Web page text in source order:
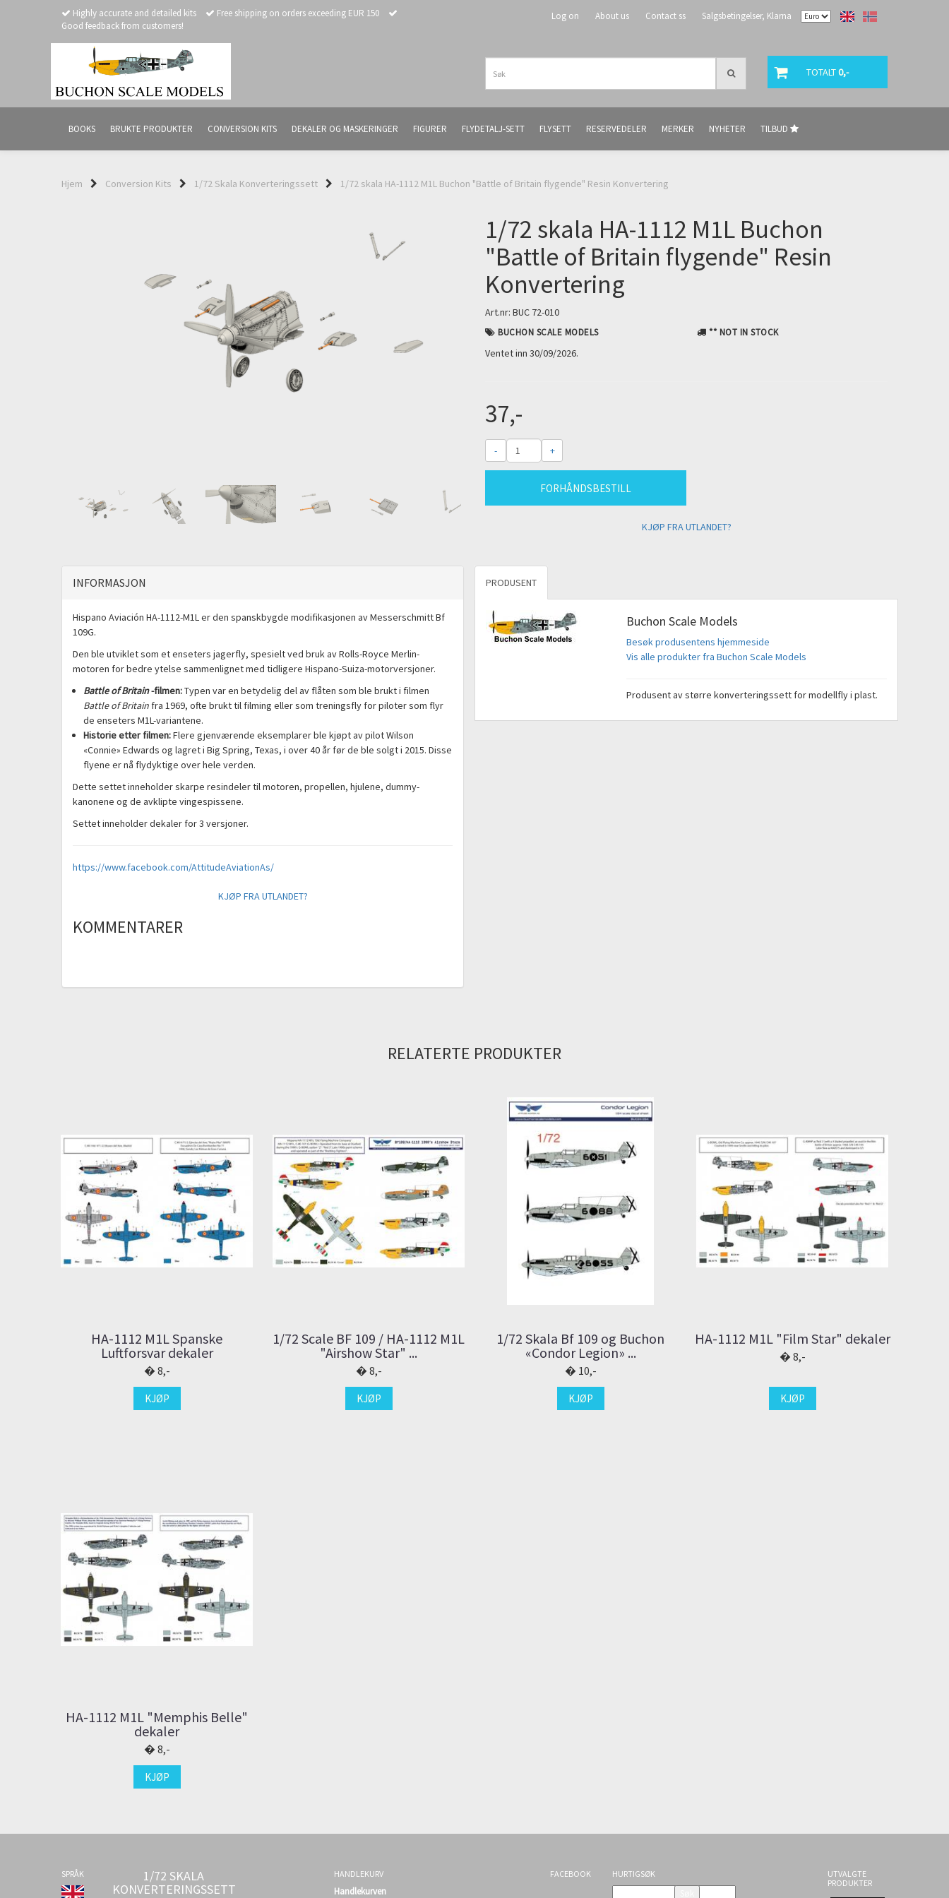
Highly accurate and detailed kits
Free shipping on orders exceeding EUR 150
Good feedback from customers!
Log on About us Contact ss Salgsbetingelser, Klarna
TOTALT0,-
BOOKS BRUKTE PRODUKTER CONVERSION KITS DEKALER OG MASKERINGER FIGURER FLYDETALJ-SETT FLYSETT RESERVEDELER MERKER NYHETER TILBUD
Hjem Conversion Kits 1/72 Skala Konverteringssett 1/72 skala HA-1112 M1L Buchon "Battle of Britain flygende" Resin Konvertering
1/72 skala HA-1112 M1L Buchon
"Battle of Britain flygende" Resin
Konvertering
Art.nr: BUC 72-010
BUCHON SCALE MODELS ** NOT IN STOCK
Ventet inn 30/09/2026.
37,-
- +
FORHÅNDSBESTILL
KJØP FRA UTLANDET?
INFORMASJON
Hispano Aviación HA-1112-M1L er den spanskbygde modifikasjonen av Messerschmitt Bf
109G.
Den ble utviklet som et enseters jagerfly, spesielt ved bruk av Rolls-Royce Merlin-
motoren for bedre ytelse sammenlignet med tidligere Hispano-Suiza-motorversjoner.
Battle of Britain-filmen:Typen var en betydelig del av flåten som ble brukt i filmen
Battle of Britain fra 1969, ofte brukt til filming eller som treningsfly for piloter som flyr
de enseters M1L-variantene.
Historie etter filmen:Flere gjenværende eksemplarer ble kjøpt av pilot Wilson
«Connie» Edwards og lagret i Big Spring, Texas, i over 40 år før de ble solgt i 2015. Disse
flyene er nå flydyktige over hele verden.
Dette settet inneholder skarpe resindeler til motoren, propellen, hjulene, dummy-
kanonene og de avklipte vingespissene.
Settet inneholder dekaler for 3 versjoner.
https://www.facebook.com/AttitudeAviationAs/
KJØP FRA UTLANDET?
KOMMENTARER
PRODUSENT
Buchon Scale Models
Besøk produsentens hjemmeside
Vis alle produkter fra Buchon Scale Models
Produsent av større konverteringssett for modellfly i plast.
RELATERTE PRODUKTER
HA-1112 M1L Spanske
Luftforsvar dekaler
8,-
KJØP
1/72 Scale BF 109 / HA-1112 M1L
"Airshow Star" ...
8,-
KJØP
1/72 Skala Bf 109 og Buchon
«Condor Legion» ...
10,-
KJØP
HA-1112 M1L "Film Star" dekaler
8,-
KJØP
HA-1112 M1L "Memphis Belle"
dekaler
8,-
KJØP
SPRÅK
1/72 SKALA
KONVERTERINGSSETT
HANDLEKURV
Handlekurven
FACEBOOK HURTIGSØK
UTVALGTE
PRODUKTER